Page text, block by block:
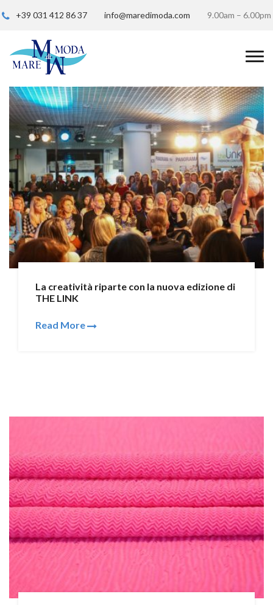
+39 031 412 86 37 info@maredimoda.com 9.00am – 6.00pm
La creatività riparte con la nuova edizione di
THE LINK
Read More